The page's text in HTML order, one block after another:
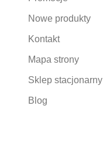
Nowe produkty
Kontakt
Mapa strony
Sklep stacjonarny
Blog